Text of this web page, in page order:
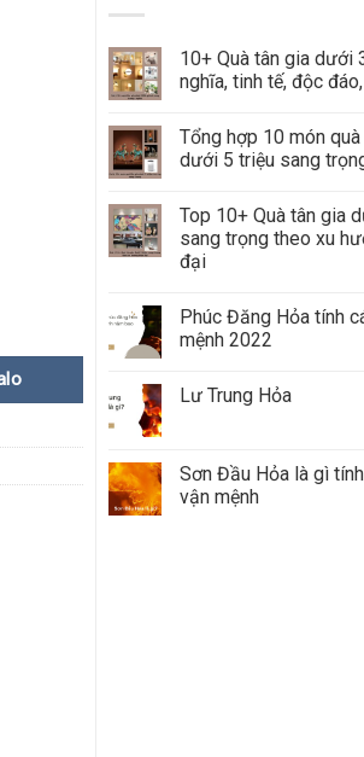
10+ Quà tân gia dưới
nghĩa, tinh tế, độc
Tổng hợp 10 món
dưới 5 triệu sang
Top 10+ Quà tân gia
sang trọng theo xu
đại
Phúc Đăng Hỏa tính
mệnh 2022
Lư Trung Hỏa
Sơn Đầu Hỏa là gì
vận mệnh